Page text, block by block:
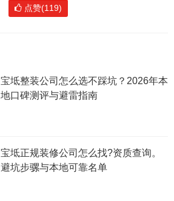
点赞(119)
宝坻整装公司怎么选不踩坑？2026年本
地口碑测评与避雷指南
宝坻正规装修公司怎么找?资质查询。
避坑步骡与本地可靠名单